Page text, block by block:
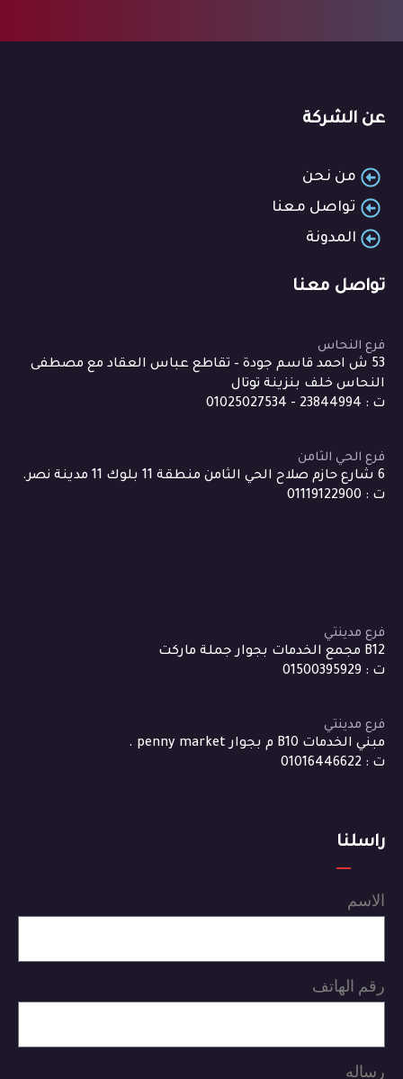
عن الشركة
من نحن
تواصل معنا
المدونة
تواصل معنا
فرع النحاس
53 ش احمد قاسم جودة – تقاطع عباس العقاد مع مصطفى
النحاس خلف بنزينة توتال
ت : 23844994 - 01025027534
فرع الحي الثامن
6 شارع حازم صلاح الحي الثامن منطقة 11 بلوك 11 مدينة نصر.
ت : 01119122900
فرع مدينتي
B12 مجمع الخدمات بجوار جملة ماركت
ت : 01500395929
فرع مدينتي
مبني الخدمات B10 م بجوار penny market .
ت : 01016446622
راسلنا
الاسم
رقم الهاتف
رساله